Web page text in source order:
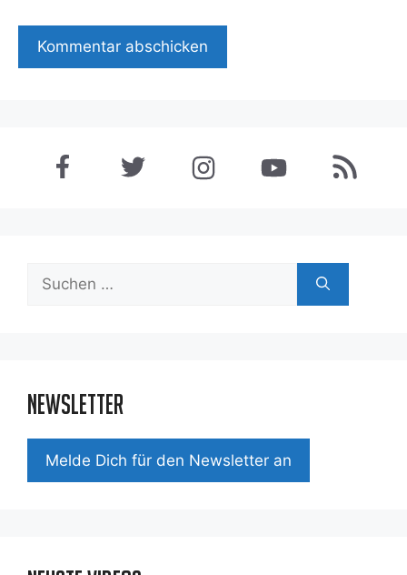
Suchen
Newsletter
Mel­de Dich für den News­let­ter an